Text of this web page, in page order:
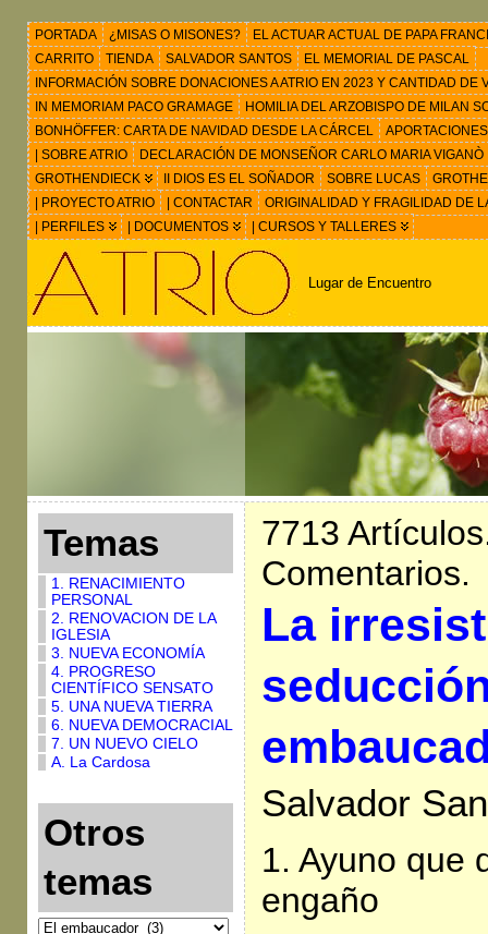
PORTADA ¿MISAS O MISONES?
EL ACTUAR ACTUAL DE PAPA
CARRITO
TIENDA SALVADOR SANTOS
EL MEMORIAL DE PASCAL
INFORMACIÓN SOBRE DONACIONES A ATRIO EN 2023 Y CANTIDAD
IN MEMORIAM PACO GRAMAGE
HOMILIA DEL ARZOBISPO DE MILAN
BONHÖFFER: CARTA DE NAVIDAD DESDE LA CÁRCEL
| SOBRE ATRIO
DECLARACIÓN DE MONSEÑOR CARLO MARIA VIGANÒ
GROTHENDIECK
II DIOS ES EL SOÑADOR SOBRE LUCAS
| PROYECTO ATRIO
| CONTACTAR
ORIGINALIDAD Y FRAGILIDAD DE
| PERFILES
| DOCUMENTOS | CURSOS Y TALLERES
Lugar de Encuentro
Temas
1. RENACIMIENTO
PERSONAL
2. RENOVACION DE LA
IGLESIA
3. NUEVA ECONOMÍA
4. PROGRESO
CIENTÍFICO SENSATO
5. UNA NUEVA TIERRA
6. NUEVA DEMOCRACIAL
7. UN NUEVO CIELO
A. La Cardosa
Otros
temas
7713
Comentarios.
La
Salvador
1. Ayuno que
engaño